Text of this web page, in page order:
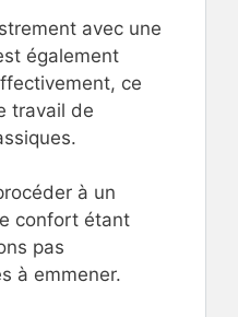
avec une
également
ce
travail de
à un
confort étant
pas
à emmener.